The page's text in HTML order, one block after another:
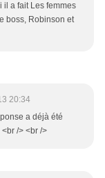
il a fait Les femmes
boss, Robinson et
20:34
a déjà été
/> <br />